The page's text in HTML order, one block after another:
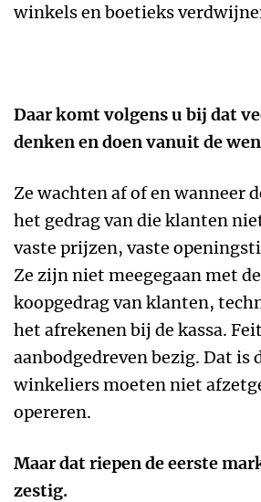
winkels en boetieks
Daar komt volgens u bij dat
denken en doen vanuit de
Ze wachten af of en wanneer
het gedrag van die klanten
vaste prijzen, vaste
Ze zijn niet meegegaan met
koopgedrag van klanten,
het afrekenen bij de kassa.
aanbodgedreven bezig. Dat is
winkeliers moeten niet
opereren.
Maar dat riepen de eerste
zestig.